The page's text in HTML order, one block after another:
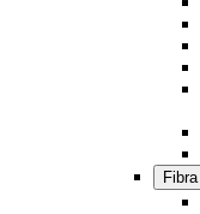
Fibra